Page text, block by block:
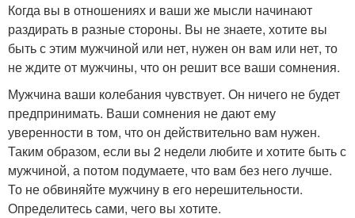
Когда вы в отношениях и ваши же мысли начинают
раздирать в разные стороны. Вы не знаете, хотите вы
быть с этим мужчиной или нет, нужен он вам или нет, то
не ждите от мужчины, что он решит все ваши сомнения.
Мужчина ваши колебания чувствует. Он ничего не будет
предпринимать. Ваши сомнения не дают ему
уверенности в том, что он действительно вам нужен.
Таким образом, если вы 2 недели любите и хотите быть с
мужчиной, а потом подумаете, что вам без него лучше.
То не обвиняйте мужчину в его нерешительности.
Определитесь сами, чего вы хотите.